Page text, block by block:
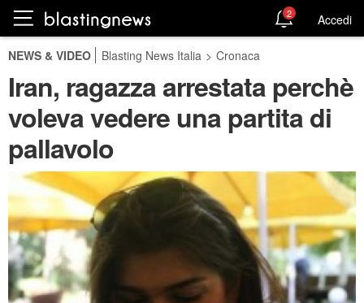
2 Accedi
NEWS & VIDEO Blasting News Italia > Cronaca
Iran, ragazza arrestata perchè
voleva vedere una partita di
pallavolo